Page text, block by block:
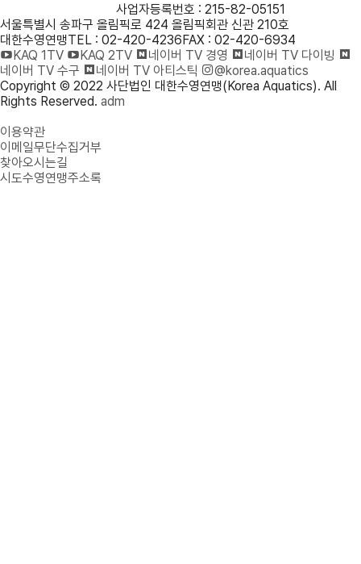
사업자등록번호 : 215-82-05151
서울특별시 송파구 올림픽로 424 올림픽회관 신관 210호
대한수영연맹TEL : 02-420-4236FAX : 02-420-6934
KAQ 1TV
KAQ 2TV 네이버 TV 경영
네이버 TV 다이빙
네이버 TV 수구
네이버 TV 아티스틱
@korea.aquatics
Copyright © 2022 사단법인 대한수영연맹(Korea Aquatics). All
Rights Reserved. adm
이용약관
이메일무단수집거부
찾아오시는길
시도수영연맹주소록